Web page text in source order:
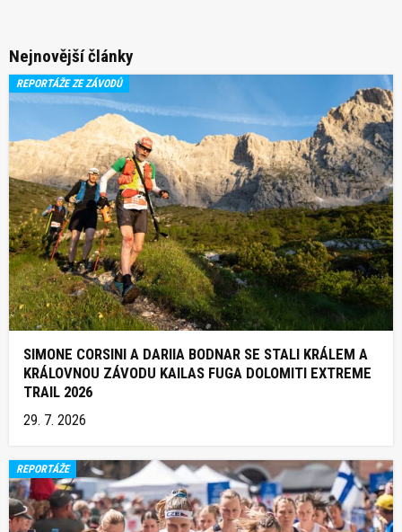
Nejnovější články
REPORTÁŽE ZE ZÁVODŮ
SIMONE CORSINI A DARIIA BODNAR SE STALI KRÁLEM A
KRÁLOVNOU ZÁVODU KAILAS FUGA DOLOMITI EXTREME
TRAIL 2026
29. 7. 2026
REPORTÁŽE